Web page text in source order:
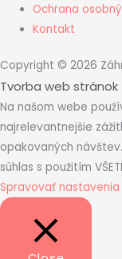
Ochrana
Kontakt
Copyright © 2026
Tvorba web stránok
Na našom webe
najrelevantnejšie
opakovaných
súhlas s použitím
Spravovať nastavenia